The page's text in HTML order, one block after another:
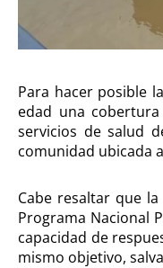
Para hacer posible
edad una
servicios de salud
comunidad ubicada
Cabe resaltar que
Programa Nacional
capacidad de
mismo objetivo,